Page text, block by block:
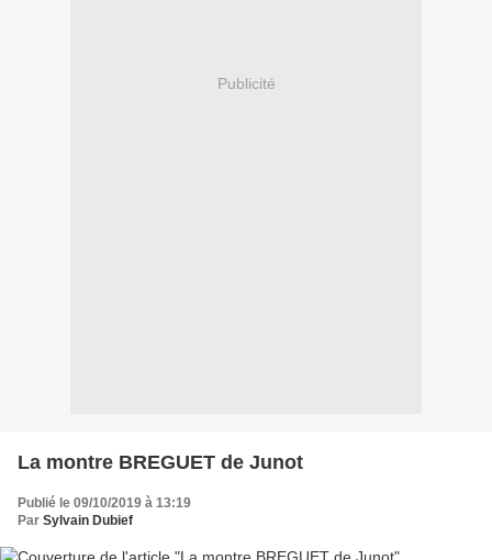
Publicité
La montre BREGUET de Junot
Publié le 09/10/2019 à 13:19
Par Sylvain Dubief